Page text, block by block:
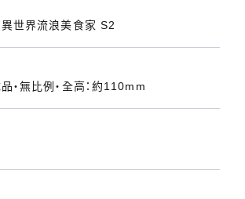
世界流浪美食家 S2
・無比例・全高：約110mm